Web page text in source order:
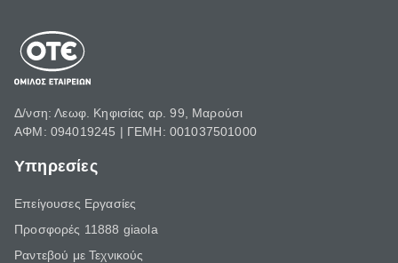
Δ/νση: Λεωφ. Κηφισίας αρ. 99, Μαρούσι
ΑΦΜ: 094019245 | ΓΕΜΗ: 001037501000
Υπηρεσίες
Επείγουσες Εργασίες
Προσφορές 11888 giaola
Ραντεβού με Τεχνικούς